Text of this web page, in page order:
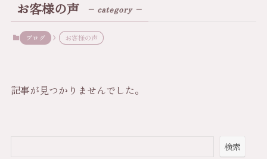
お客様の声 – category –
ブログ お客様の声
記事が見つかりませんでした。
検索